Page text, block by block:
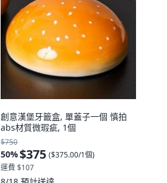
創意漢堡牙籤盒, 單蓋子一個 慎拍
abs材質微瑕疵, 1個
$750
50%$375 ($375.00/1個)
運費 $107